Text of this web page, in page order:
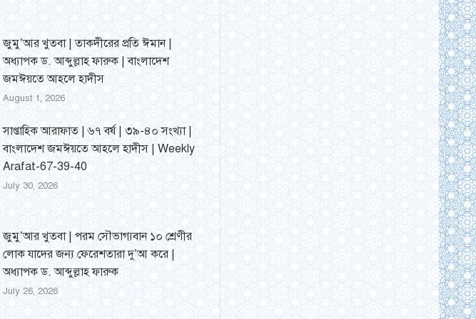
জুমু’আর খুতবা | তাকদীরের প্রতি ঈমান |
অধ্যাপক ড. আব্দুল্লাহ ফারুক | বাংলাদেশ
জমঈয়তে আহলে হাদীস
August 1, 2026
সাপ্তাহিক আরাফাত | ৬৭ বর্ষ | ৩৯-৪০ সংখ্যা |
বাংলাদেশ জমঈয়তে আহলে হাদীস | Weekly
Arafat-67-39-40
July 30, 2026
জুমু’আর খুতবা | পরম সৌভাগ্যবান ১০ শ্রেণীর
লোক যাদের জন্য ফেরেশতারা দু’আ করে |
অধ্যাপক ড. আব্দুল্লাহ ফারুক
July 26, 2026